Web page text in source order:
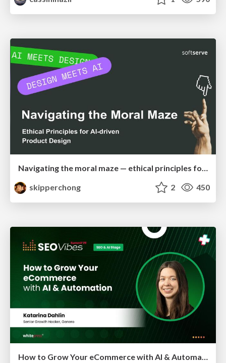
Navigating the moral maze — ethical principles for Al-driven product design
skipperchong
2 450
How to Grow Your eCommerce with AI & Automation